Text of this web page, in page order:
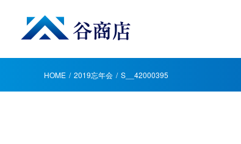
HOME 2019忘年会 S__42000395